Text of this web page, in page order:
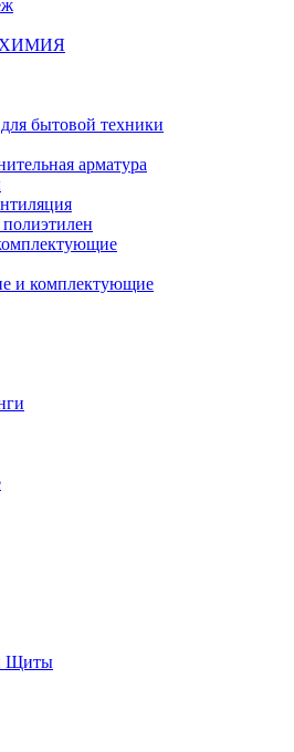
бытовой техники
арматура
и комплектующие
Щиты